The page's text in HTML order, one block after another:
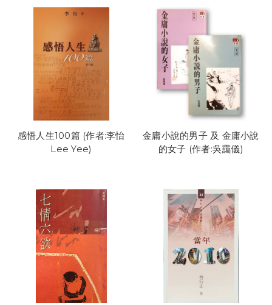
感悟人生100篇 (作者:李怡
Lee Yee)
金庸小說的男子 及 金庸小說
的女子 (作者:吳靄儀)